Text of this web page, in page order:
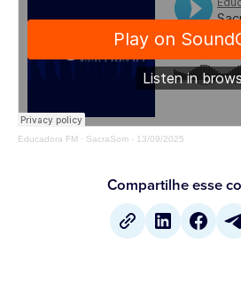
Educadora FM · SacraSom - 13/09/2025
Compartilhe esse